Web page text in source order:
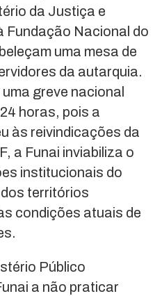
da Justiça e
Fundação Nacional do
uma mesa de
da autarquia.
greve nacional
horas, pois a
às reivindicações da
a Funai inviabiliza o
institucionais do
territórios
condições atuais de
Público
a não praticar